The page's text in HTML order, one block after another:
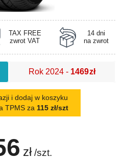
TAX FREE
zwrot VAT
14 dni
na zwrot
Rok 2024- 1469zł
i dodaj w koszyku
TPMS za 115 zł/szt
zł /szt.